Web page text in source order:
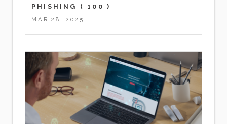
PHISHING
( 100 )
MAR 28, 2025